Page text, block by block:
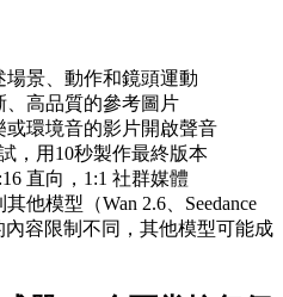
景、動作和鏡頭運動
、高品質的參考圖片
環境音的影片開啟聲音
，用10秒製作最終版本
直向，1:1 社群媒體
他模型（Wan 2.6、Seedance
容限制不同，其他模型可能成